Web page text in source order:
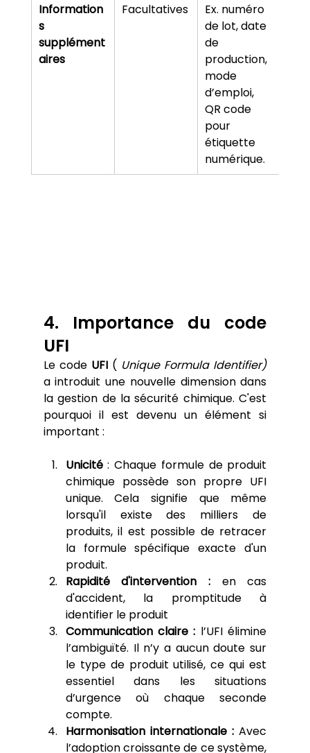
Information
s
supplément
aires
Facultatives
Ex. numéro
de lot, date
de
production,
mode
d’emploi,
QR code
pour
étiquette
numérique.
4. Importance du code
UFI
Le code UFI ( Unique Formula Identifier)
a introduit une nouvelle dimension dans
la gestion de la sécurité chimique. C'est
pourquoi il est devenu un élément si
important :
Unicité : Chaque formule de produit
chimique possède son propre UFI
unique. Cela signifie que même
lorsqu'il existe des milliers de
produits, il est possible de retracer
la formule spécifique exacte d'un
produit.
Rapidité d'intervention : en cas
d'accident, la promptitude à
identifier le produit
Communication claire : l’UFI élimine
l’ambiguïté. Il n’y a aucun doute sur
le type de produit utilisé, ce qui est
essentiel dans les situations
d’urgence où chaque seconde
compte.
Harmonisation internationale : Avec
l’adoption croissante de ce système,